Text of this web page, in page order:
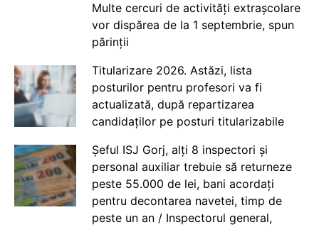
Multe cercuri de activități extrașcolare
vor dispărea de la 1 septembrie, spun
părinții
Titularizare 2026. Astăzi, lista
posturilor pentru profesori va fi
actualizată, după repartizarea
candidaților pe posturi titularizabile
Șeful ISJ Gorj, alți 8 inspectori și
personal auxiliar trebuie să returneze
peste 55.000 de lei, bani acordați
pentru decontarea navetei, timp de
peste un an / Inspectorul general,